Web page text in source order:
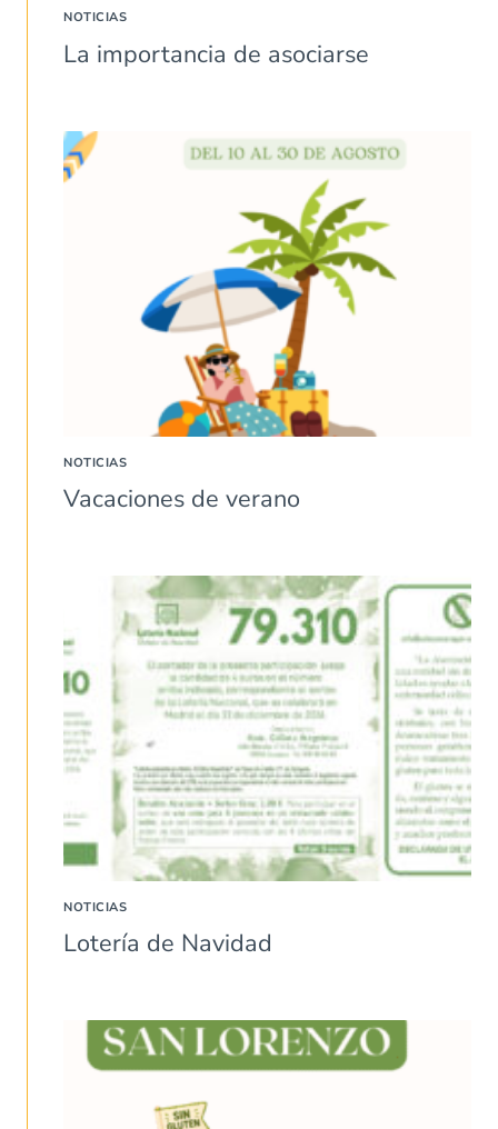
NOTICIAS
La importancia de asociarse
NOTICIAS
Vacaciones de verano
NOTICIAS
Lotería de Navidad